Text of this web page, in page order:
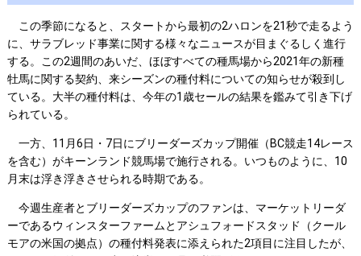
この季節になると、スタートから最初の2ハロンを21秒で走るよう
に、サラブレッド事業に関する様々なニュースが目まぐるしく進行
する。この2週間のあいだ、ほぼすべての種馬場から2021年の新種
牡馬に関する契約、来シーズンの種付料についての知らせが殺到し
ている。大半の種付料は、今年の1歳セールの結果を鑑みて引き下げ
られている。
一方、11月6日・7日にブリーダーズカップ開催（BC競走14レース
を含む）がキーンランド競馬場で施行される。いつものように、10
月末は浮き浮きさせられる時期である。
今週生産者とブリーダーズカップのファンは、マーケットリーダ
ーであるウィンスターファームとアシュフォードスタッド（クール
モアの米国の拠点）の種付料発表に添えられた2項目に注目したが、